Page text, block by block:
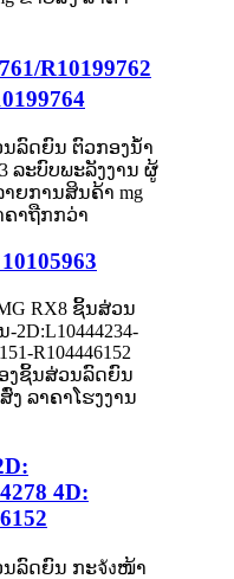
R10199762
4D: